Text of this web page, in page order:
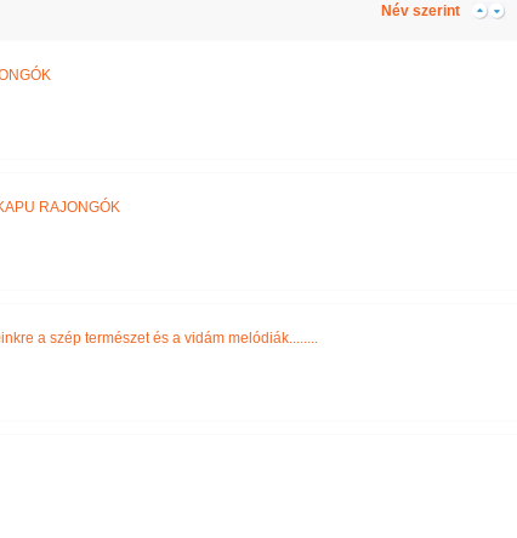
Név szerint
RAJONGÓK
a szép természet és a vidám melódiák........